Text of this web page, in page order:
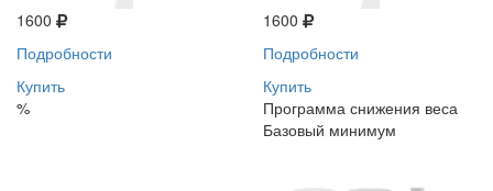
1600
Подробности
Купить
%
1600
Подробности
Купить
Программа снижения веса
Базовый минимум